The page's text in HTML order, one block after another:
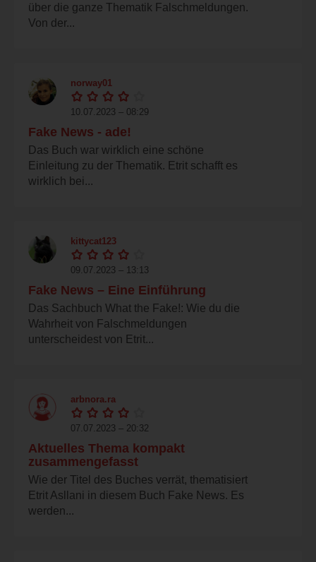
über die ganze Thematik Falschmeldungen.
Von der...
norway01
10.07.2023 – 08:29
Fake News - ade!
Das Buch war wirklich eine schöne
Einleitung zu der Thematik. Etrit schafft es
wirklich bei...
kittycat123
09.07.2023 – 13:13
Fake News – Eine Einführung
Das Sachbuch What the Fake!: Wie du die
Wahrheit von Falschmeldungen
unterscheidest von Etrit...
arbnora.ra
07.07.2023 – 20:32
Aktuelles Thema kompakt
zusammengefasst
Wie der Titel des Buches verrät, thematisiert
Etrit Asllani in diesem Buch Fake News. Es
werden...